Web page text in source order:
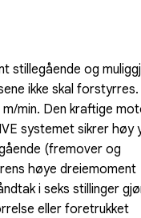
stillegående og
ikke skal forstyrres.
min. Den kraftige
systemet sikrer høy
(fremover og
høye dreiemoment
i seks stillinger
eller foretrukket